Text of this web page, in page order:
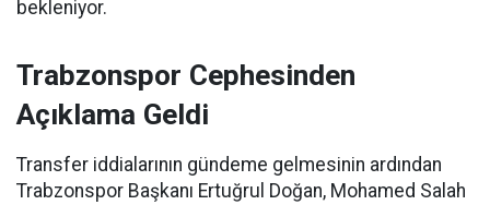
bekleniyor.
Trabzonspor Cephesinden
Açıklama Geldi
Transfer iddialarının gündeme gelmesinin ardından
Trabzonspor Başkanı Ertuğrul Doğan, Mohamed Salah